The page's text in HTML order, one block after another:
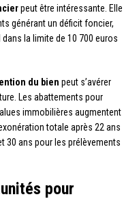
peut être intéressante. Elle
générant un déficit foncier,
la limite de 10 700 euros
du bien peut s’avérer
Les abattements pour
immobilières augmentent
totale après 22 ans
30 ans pour les prélèvements
pour